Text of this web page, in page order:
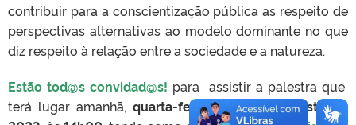
contribuir para a conscientização pública as respeito de
perspectivas alternativas ao modelo dominante no que
diz respeito à relação entre a sociedade e a natureza.
Estão tod@s convidad@s! para assistir a palestra que
terá lugar amanhã,quarta-feira, dia 16 de agosto de